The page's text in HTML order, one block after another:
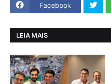
Facebook
LEIA MAIS